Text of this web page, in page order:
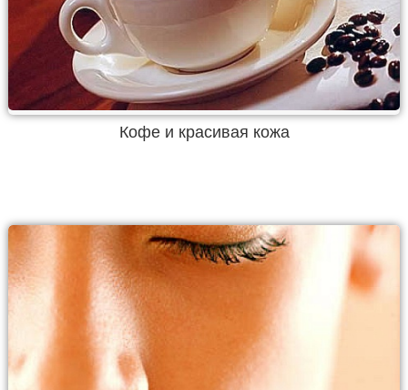
Кофе и красивая кожа